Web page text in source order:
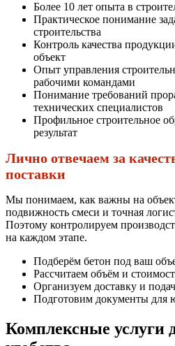
Более 10 лет опыта в
Практическое понимание
строительства
Контроль качества
объект
Опыт управления
рабочими командами
Понимание требований
технических специалистов
Профильное строительное
результат
Лично отвечаем за
поставки
Мы понимаем, как важны на
подвижность смеси и точная
Поэтому контролируем
на каждом этапе.
Подберём бетон под ваш
Рассчитаем объём и
Организуем доставку и
Подготовим документы для
Комплексные услуги